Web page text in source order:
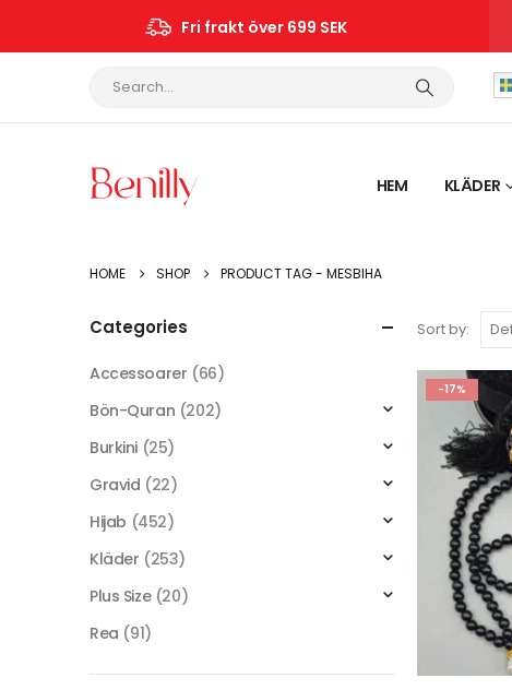
Fri frakt över 699 SEK
HEM KLÄDER
HOME SHOP PRODUCT TAG - MESBIHA
Sort by:
-17%
Categories
Accessoarer (66)
Bön-Quran (202)
Burkini (25)
Gravid (22)
Hijab (452)
Kläder (253)
Plus Size (20)
Rea (91)